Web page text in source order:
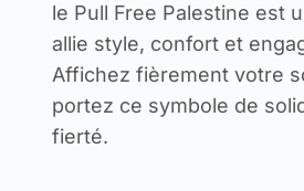
le Pull Free Palestine est
allie style, confort et
Affichez fièrement votre
portez ce symbole de
fierté.